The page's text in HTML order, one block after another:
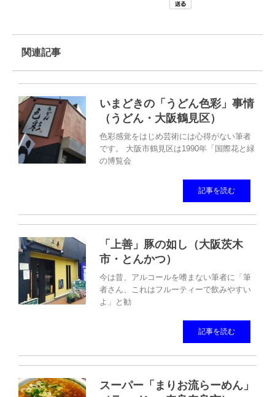
関連記事
いまどきの「うどん色彩」事情
（うどん・大阪鶴見区）
色彩感覚をはじめ芸術には心得がない筆者
です。 大阪市鶴見区は1990年「国際花と緑
の博覧会
記事を読む
「上善」豚の如し（大阪茨木
市・とんかつ）
今は昔、アルコールを嗜まない筆者に「筆
者さん、これはフルーティーで飲みやすい
よ」と勧
記事を読む
スーパー「まりお流らーめん」